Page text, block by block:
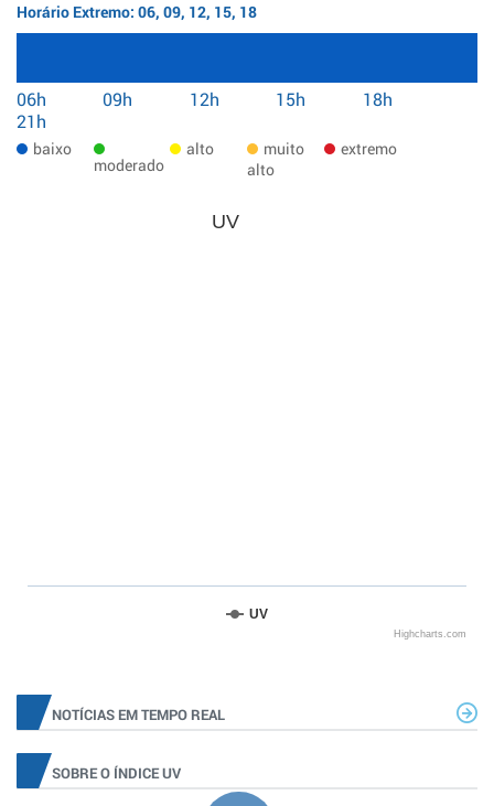
Horário Extremo: 06, 09, 12, 15, 18
06h 09h 12h 15h
18h
21h
baixo
moderado
alto
muito
alto
extremo
UV
UV
Highcharts.com
NOTÍCIAS EM TEMPO REAL
SOBRE O ÍNDICE UV